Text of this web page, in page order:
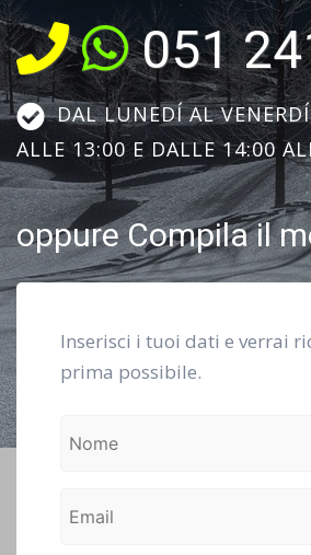
051
DAL LUNEDÍ AL
ALLE 13:00 E DALLE 14:00
oppure Compila il
Inserisci i tuoi dati e verrai
prima possibile.